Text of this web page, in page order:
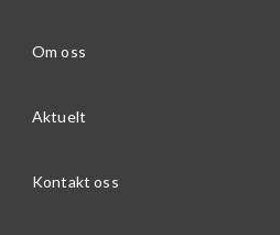
Om oss
Aktuelt
Kontakt oss